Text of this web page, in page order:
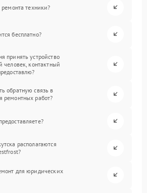
ремонта техники?
бесплатно?
принять устройство
человек, контактный
обратную связь в
ремонтных работ?
располагаются
для юридических